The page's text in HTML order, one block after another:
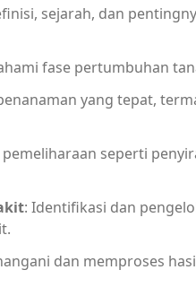
sejarah, dan
fase pertumbuhan
yang tepat,
seperti
: Identifikasi dan
dan memproses